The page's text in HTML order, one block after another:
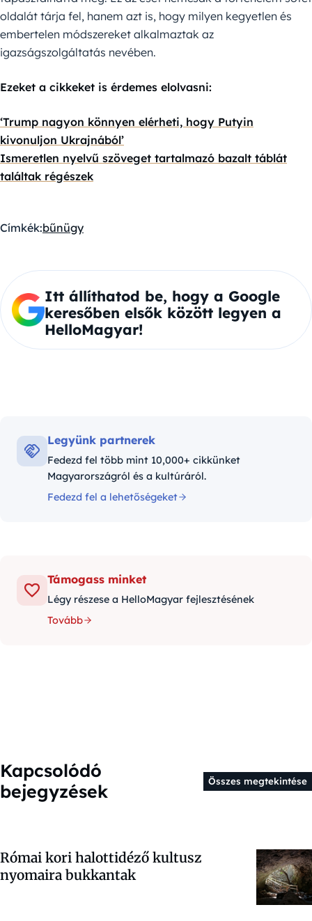
oldalát tárja fel, hanem azt is, hogy milyen kegyetlen és
embertelen módszereket alkalmaztak az
igazságszolgáltatás nevében.
Ezeket a cikkeket is érdemes elolvasni:
‘Trump nagyon könnyen elérheti, hogy Putyin
kivonuljon Ukrajnából’
Ismeretlen nyelvű szöveget tartalmazó bazalt táblát
találtak régészek
Címkék:bűnügy
Itt állíthatod be, hogy a Google
keresőben elsők között legyen a
HelloMagyar!
Legyünk partnerek
Fedezd fel több mint 10,000+ cikkünket
Magyarországról és a kultúráról.
Fedezd fel a lehetőségeket
Támogass minket
Légy részese a HelloMagyar fejlesztésének
Tovább
Kapcsolódó
bejegyzések
Összes megtekintése
Római kori halottidéző kultusz
nyomaira bukkantak